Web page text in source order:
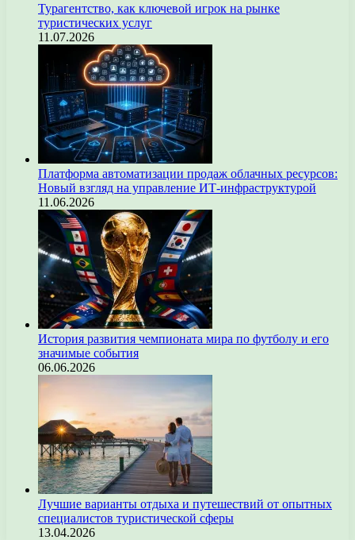
Турагентство, как ключевой игрок на рынке
туристических услуг
11.07.2026
Платформа автоматизации продаж облачных ресурсов:
Новый взгляд на управление ИТ-инфраструктурой
11.06.2026
История развития чемпионата мира по футболу и его
значимые события
06.06.2026
Лучшие варианты отдыха и путешествий от опытных
специалистов туристической сферы
13.04.2026